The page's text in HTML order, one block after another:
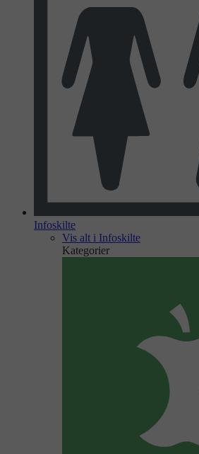
Infoskilte
Vis alt i Infoskilte
Kategorier